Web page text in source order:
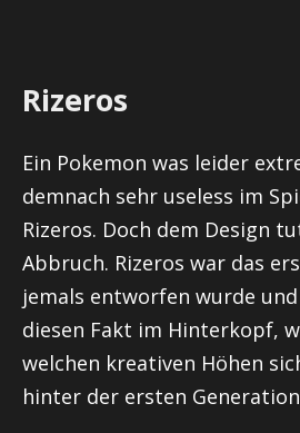
Rizeros
Ein Pokemon was leider
demnach sehr useless im
Rizeros. Doch dem Design
Abbruch. Rizeros war das
jemals entworfen wurde
diesen Fakt im Hinterkopf,
welchen kreativen Höhen
hinter der ersten